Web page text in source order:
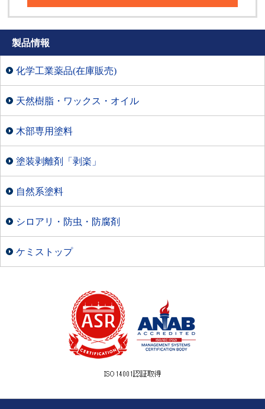
製品情報
化学工業薬品(在庫販売)
天然樹脂・ワックス・オイル
木部専用塗料
塗装剥離剤「剥楽」
自然系塗料
シロアリ・防虫・防腐剤
ケミストップ